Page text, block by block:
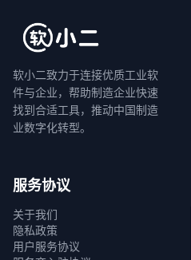
软小二致力于连接优质工业软
件与企业，帮助制造企业快速
找到合适工具，推动中国制造
业数字化转型。
服务协议
关于我们
隐私政策
用户服务协议